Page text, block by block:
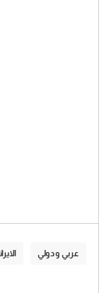
عربي و دولي